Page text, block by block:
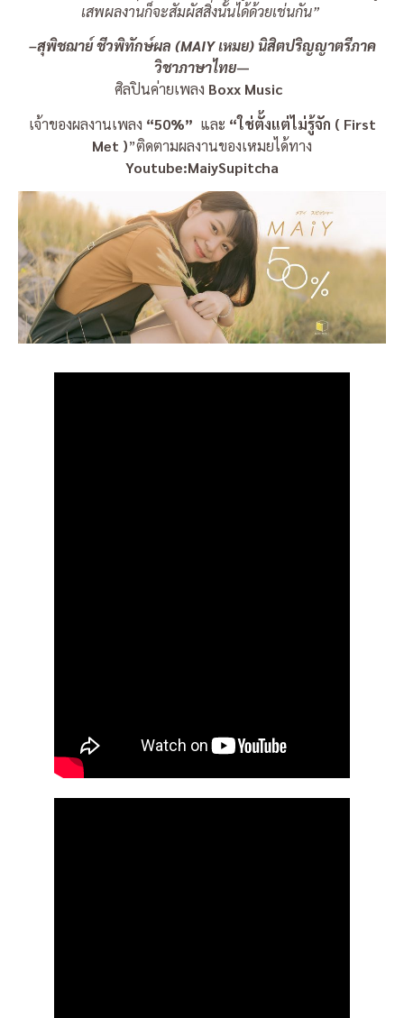
เสพผลงานก็จะสัมผัสสิ่งนั้นได้ด้วยเช่นกัน”
–สุพิชฌาย์ ชีวพิทักษ์ผล (MAIY เหมย) นิสิตปริญญาตรีภาค
วิชาภาษาไทย—
ศิลปินค่ายเพลง Boxx Music
เจ้าของผลงานเพลง “50%” และ “ใช่ตั้งแต่ไม่รู้จัก ( First
Met )”ติดตามผลงานของเหมยได้ทาง
Youtube:MaiySupitcha